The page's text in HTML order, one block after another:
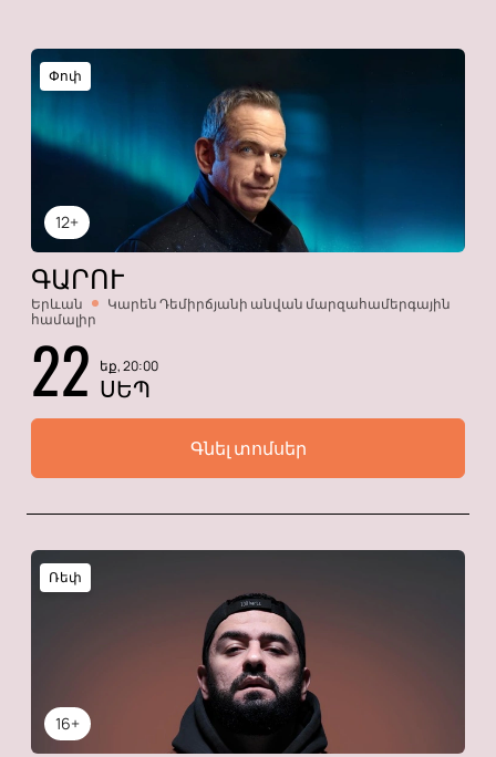
12+
Փոփ
ԳԱՐՈՒ
Երևան
Կարեն Դեմիրճյանի անվան մարզահամերգային
համալիր
22 եք, 20:00
ՍԵՊ
Գնել տոմսեր
16+
Ռեփ